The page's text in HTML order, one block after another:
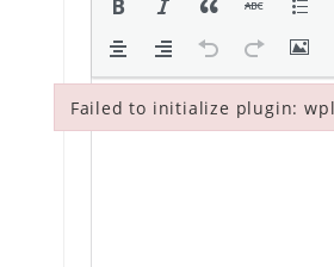
Failed to initialize plugin:
Failed to initialize plugin: